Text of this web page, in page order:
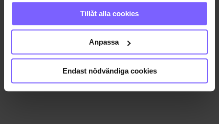
Samla in information om din geografiska plats
som kan ha en noggrannhet på upp till flera meter
Identifiera din enhet genom att aktivt skanna den
för specifika kännetecken (fingeravtryck)
Ta reda på mer om hur dina personliga uppgifter
Du kan ändra eller dra tillbaka ditt samtycke när som
helst från cookie-förklaringen.
Tillåt alla cookies
Anpassa
Endast nödvändiga cookies